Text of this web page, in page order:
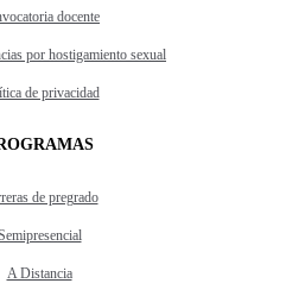
docente
por hostigamiento sexual
de privacidad
de pregrado
A Distancia